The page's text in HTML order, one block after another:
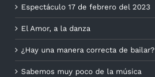
Espectáculo 17 de febrero del 2023
El Amor, a la danza
¿Hay una manera correcta de bailar?
Sabemos muy poco de la música